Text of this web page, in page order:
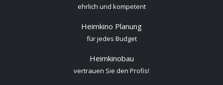
ehrlich und kompetent
Heimkino Planung
für jedes Budget
Heimkinobau
vertrauen Sie den Profis!